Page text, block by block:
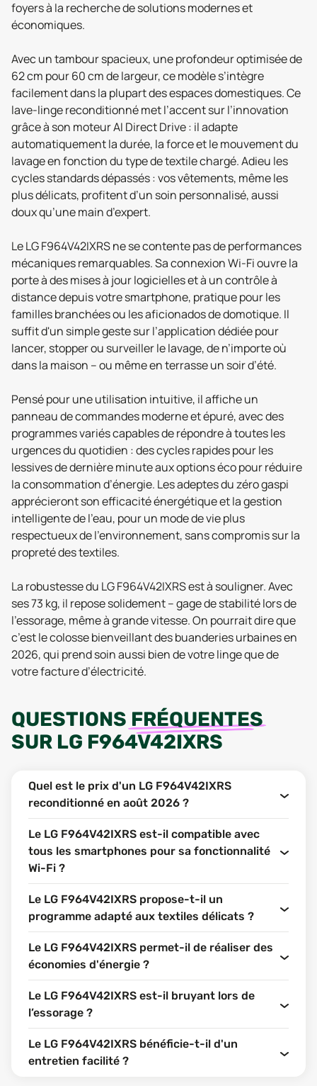
foyers à la recherche de solutions modernes et
économiques.
Avec un tambour spacieux, une profondeur optimisée de
62 cm pour 60 cm de largeur, ce modèle s’intègre
facilement dans la plupart des espaces domestiques. Ce
lave-linge reconditionné met l’accent sur l’innovation
grâce à son moteur AI Direct Drive : il adapte
automatiquement la durée, la force et le mouvement du
lavage en fonction du type de textile chargé. Adieu les
cycles standards dépassés : vos vêtements, même les
plus délicats, profitent d’un soin personnalisé, aussi
doux qu’une main d’expert.
Le LG F964V42IXRS ne se contente pas de performances
mécaniques remarquables. Sa connexion Wi-Fi ouvre la
porte à des mises à jour logicielles et à un contrôle à
distance depuis votre smartphone, pratique pour les
familles branchées ou les aficionados de domotique. Il
suffit d'un simple geste sur l’application dédiée pour
lancer, stopper ou surveiller le lavage, de n’importe où
dans la maison – ou même en terrasse un soir d’été.
Pensé pour une utilisation intuitive, il affiche un
panneau de commandes moderne et épuré, avec des
programmes variés capables de répondre à toutes les
urgences du quotidien : des cycles rapides pour les
lessives de dernière minute aux options éco pour réduire
la consommation d’énergie. Les adeptes du zéro gaspi
apprécieront son efficacité énergétique et la gestion
intelligente de l’eau, pour un mode de vie plus
respectueux de l’environnement, sans compromis sur la
propreté des textiles.
La robustesse du LG F964V42IXRS est à souligner. Avec
ses 73 kg, il repose solidement – gage de stabilité lors de
l’essorage, même à grande vitesse. On pourrait dire que
c’est le colosse bienveillant des buanderies urbaines en
2026, qui prend soin aussi bien de votre linge que de
votre facture d’électricité.
QUESTIONS FRÉQUENTES
SUR LG F964V42IXRS
Quel est le prix d'un LG F964V42IXRS
reconditionné en août 2026 ?
Le LG F964V42IXRS est-il compatible avec
tous les smartphones pour sa fonctionnalité
Wi-Fi ?
Le LG F964V42IXRS propose-t-il un
programme adapté aux textiles délicats ?
Le LG F964V42IXRS permet-il de réaliser des
économies d'énergie ?
Le LG F964V42IXRS est-il bruyant lors de
l’essorage ?
Le LG F964V42IXRS bénéficie-t-il d'un
entretien facilité ?